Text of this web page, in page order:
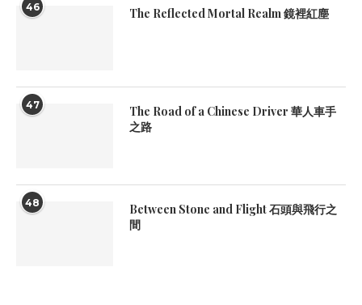
46 The Reflected Mortal Realm 鏡裡紅塵
47
The Road of a Chinese Driver 華人車手
之路
48
Between Stone and Flight 石頭與飛行之
間